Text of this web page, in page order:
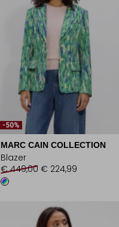
-50%
MARC CAIN COLLECTION
Blazer
€ 449,00 € 224,99